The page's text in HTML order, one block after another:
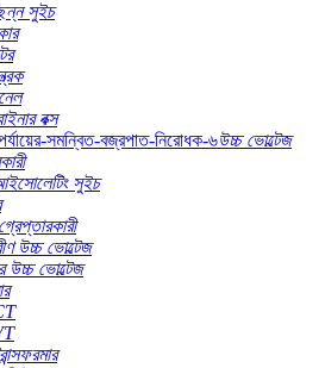
সুইচ
বক্স
উচ্চ ভোল্টেজ
সুইচ
উচ্চ ভোল্টেজ
ভোল্টেজ